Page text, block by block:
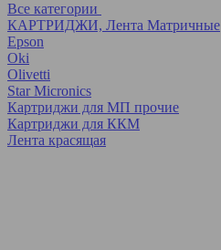
Все категории
КАРТРИДЖИ, Лента Матричные
Epson
Oki
Olivetti
Star Micronics
Картриджи для МП прочие
Картриджи для ККМ
Лента красящая